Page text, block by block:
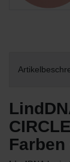
Farben